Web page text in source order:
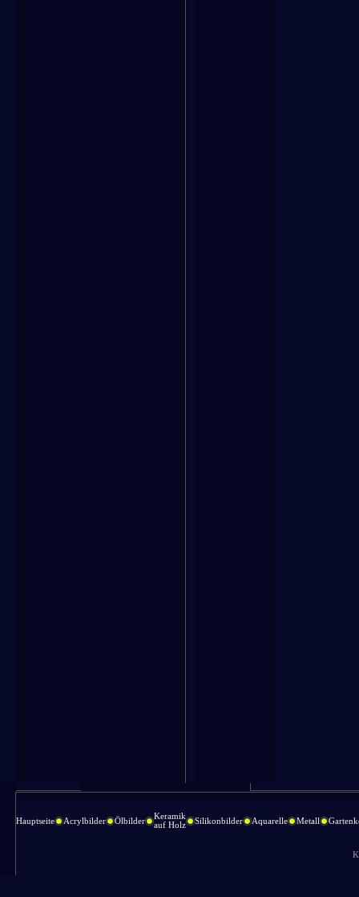
Hauptseite Acrylbilder Ölbilder
Keramik
auf Holz
Silikonbilder Aquarelle Metall